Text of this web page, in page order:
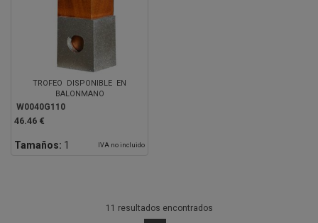
TROFEO DISPONIBLE EN
BALONMANO
W0040G110
46.46 €
Tamaños: 1 IVA no incluido
11 resultados encontrados